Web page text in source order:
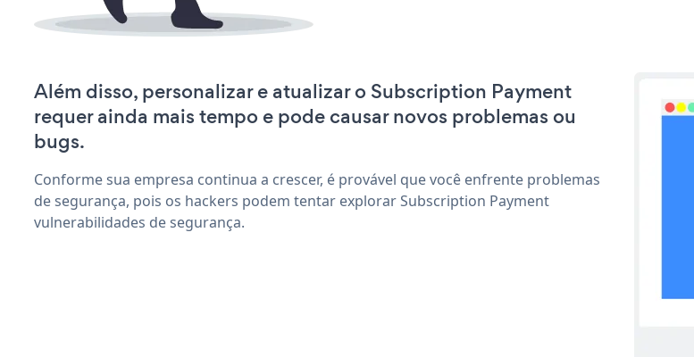
Além disso, personalizar e atualizar o Subscription Payment
requer ainda mais tempo e pode causar novos problemas ou
bugs.
Conforme sua empresa continua a crescer, é provável que você enfrente problemas
de segurança, pois os hackers podem tentar explorar Subscription Payment
vulnerabilidades de segurança.